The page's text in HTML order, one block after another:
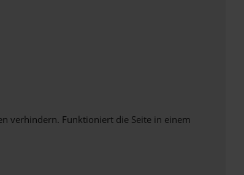
verhindern. Funktioniert die Seite in einem